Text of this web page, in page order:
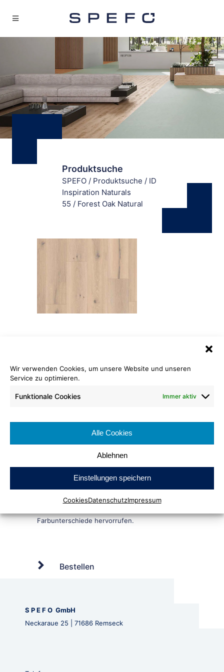
Wir verwenden Cookies, um unsere Website und unseren
Service zu optimieren.
Funktionale Cookies Immer aktiv
Alle Cookies
Ablehnen
Einstellungen speichern
CookiesDatenschutzImpressum
Produktsuche
SPEFO / Produktsuche / ID
Inspiration Naturals
55 / Forest Oak Natural
Länge: 150,00 cm
Nutzschicht: 0,55 mm
Nutzungsklasse:
Bestellen
S P E F O GmbH
Neckaraue 25 | 71686 Remseck